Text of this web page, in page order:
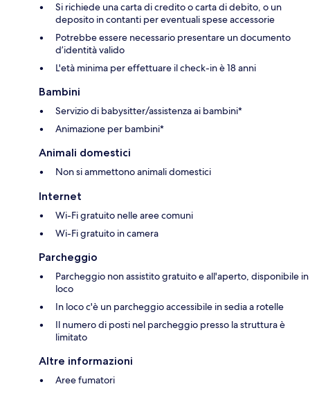
Si richiede una carta di credito o carta di debito, o un
deposito in contanti per eventuali spese accessorie
Potrebbe essere necessario presentare un documento
d’identità valido
L'età minima per effettuare il check-in è 18 anni
Bambini
Servizio di babysitter/assistenza ai bambini*
Animazione per bambini*
Animali domestici
Non si ammettono animali domestici
Internet
Wi-Fi gratuito nelle aree comuni
Wi-Fi gratuito in camera
Parcheggio
Parcheggio non assistito gratuito e all'aperto, disponibile in
loco
In loco c'è un parcheggio accessibile in sedia a rotelle
Il numero di posti nel parcheggio presso la struttura è
limitato
Altre informazioni
Aree fumatori